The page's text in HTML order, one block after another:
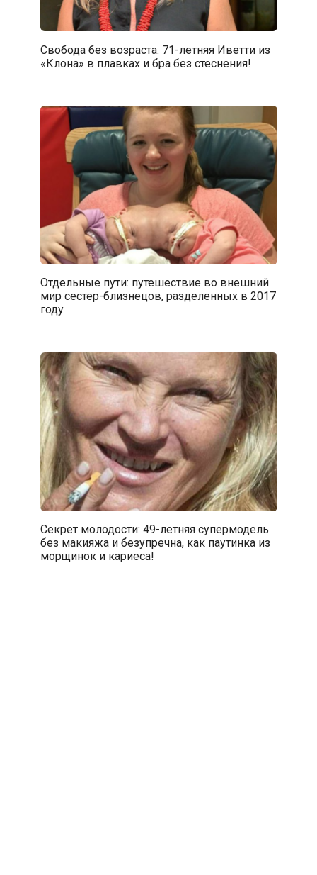
Свобода без возраста: 71-летняя Иветти из
«Клона» в плавках и бра без стеснения!
Отдельные пути: путешествие во внешний
мир сестер-близнецов, разделенных в 2017
году
Секрет молодости: 49-летняя супермодель
без макияжа и безупречна, как паутинка из
морщинок и кариеса!